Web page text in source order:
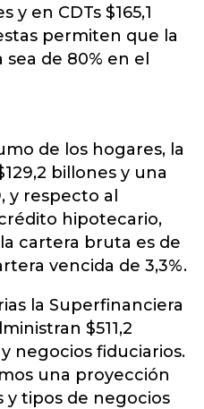
y en CDTs $165,1
permiten que la
de 80% en el
de los hogares, la
billones y una
y respecto al
hipotecario,
cartera bruta es de
vencida de 3,3%.
la Superfinanciera
$511,2
negocios fiduciarios.
una proyección
tipos de negocios